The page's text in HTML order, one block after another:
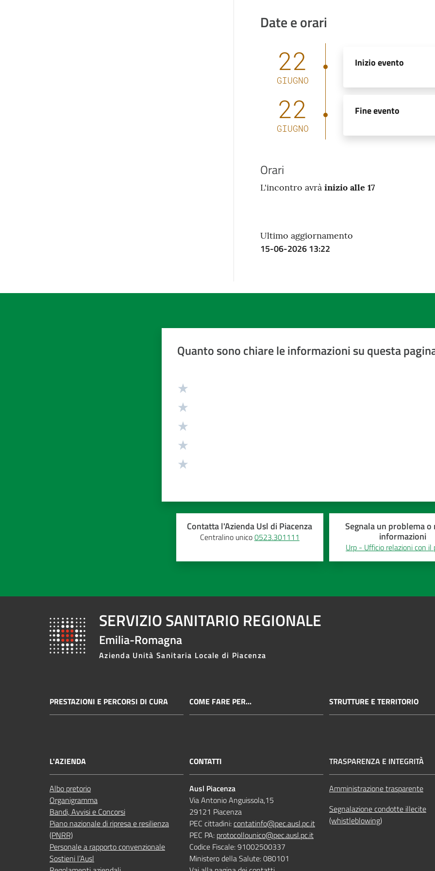
Date e orari
22
GIUGNO
Inizio evento
22
GIUGNO
Fine evento
Orari
L'incontro avrà inizio alle 17
Ultimo aggiornamento
15-06-2026 13:22
Quanto sono chiare le informazioni su questa
Contatta l'Azienda Usl di Piacenza
Centralino unico0523.301111
Segnala un problema o
informazioni
Urp - Ufficio relazioni con il
SERVIZIO SANITARIO REGIONALE
Emilia-Romagna
Azienda Unità Sanitaria Locale di Piacenza
PRESTAZIONI E PERCORSI DI CURA COME FARE PER... STRUTTURE E TERRITORIO
L'AZIENDA
Albo pretorio
Organigramma
Bandi, Avvisi e Concorsi
Piano nazionale di ripresa e resilienza
(PNRR)
Personale a rapporto convenzionale
Sostieni l’Ausl
CONTATTI
Ausl Piacenza
Via Antonio Anguissola,15
29121 Piacenza
PEC cittadini:contatinfo@pec.ausl.pc.it
PEC PA: protocollounico@pec.ausl.pc.it
Codice Fiscale: 91002500337
Ministero della Salute: 080101
TRASPARENZA E INTEGRITÀ
Amministrazione trasparente
Segnalazione condotte illecite
(whistleblowing)